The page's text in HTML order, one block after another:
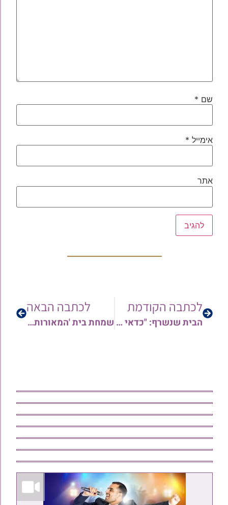
שם *
אימייל *
אתר
לכתבה הקודמת
הבית שנשרף: "כדאי לבוא ולראות את גודל השרפה והחורבן של המבנה" | הרב עודד שבזי מגולל בריאיון מרטיט על השרפה במעונם
לכתבה הבאה
שמחת בית 'המאורות': ראש המוסדות הגר"י יפת אירס את בנו בשעטו"מ